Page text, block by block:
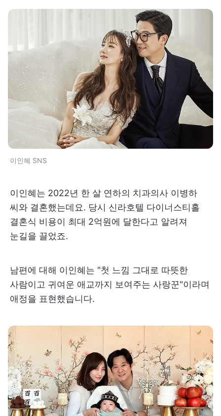
이인혜 SNS
이인혜는 2022년 한 살 연하의 치과의사 이병하
씨와 결혼했는데요. 당시 신라호텔 다이너스티홀
결혼식 비용이 최대 2억원에 달한다고 알려져
눈길을 끌었죠.
남편에 대해 이인혜는 "첫 느낌 그대로 따뜻한
사람이고 귀여운 애교까지 보여주는 사랑꾼"이라며
애정을 표현했습니다.